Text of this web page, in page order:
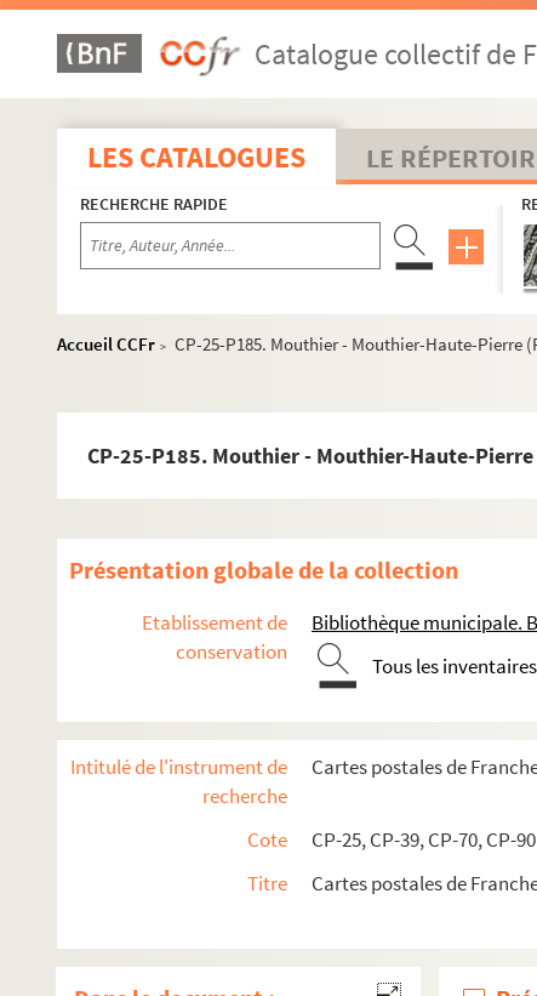
Catalogue collectif de
LES CATALOGUES LE
RECHERCHE RAPIDE
Accueil CCFr > CP-25-P185. Mouthier - Mouthier-Haute-Pierre
CP-25-P185. Mouthier - Mouthier-Haute-
Présentation globale de la collection
Etablissement de
conservation
Bibliothèque municipale.
Tous les inventaires
Intitulé de l'instrument de
recherche
Cartes postales de
Cote
CP-25, CP-39, CP-70, CP-90
Titre
Cartes postales de
CP-25-P156. Mancenans et château de l'Hermitage (F-
CP-25-P157. Marchaux (F-25, cartes postales)
CP-25-P158. Mercy-sous-Montrond (F-25, cartes postales)
CP-25-P159. Meslières (F-25, cartes postales)
CP-25-P161. Miserey (F-25, cartes postales)
CP-25-P162. Moncey (F-25, cartes postales)
CP-25-P163. Montagnes (forêts) (F-25, cartes postales)
CP-25-P164. Montagnes (pâturages) (F-25, cartes
CP-25-P168. Montbéliard (F-25, cartes postales)
CP-25-P171. Montbenoît (F-25, cartes postales)
CP-25-P173. Le Mont d'Or (F-25, cartes postales)
CP-25-P174. Montfaucon (F-25, cartes postales)
CP-25-P176. Montgesoye (F-25, cartes postales)
CP-25-P177. Montlebon (F-25, cartes postales)
CP-25-P179. Morre (F-25, cartes postales)
CP-25-P180. Morteau (F-25, cartes postales)
CP-25-P182. Morteau (environs) (F-25, cartes postales)